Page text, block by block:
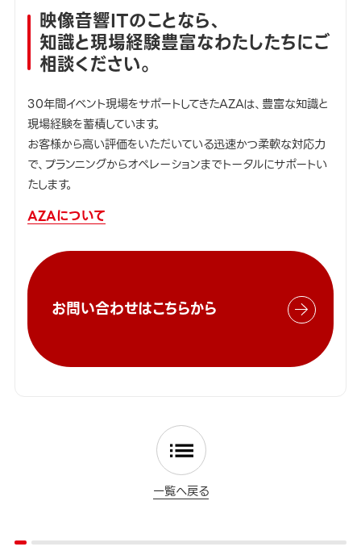
映像音響ITのことなら、
知識と現場経験豊富なわたしたちにご
相談ください。
30年間イベント現場をサポートしてきたAZAは、豊富な知識と
現場経験を蓄積しています。
お客様から高い評価をいただいている迅速かつ柔軟な対応力
で、プランニングからオペレーションまでトータルにサポートい
たします。
AZAについて
お問い合わせはこちらから
一覧へ戻る